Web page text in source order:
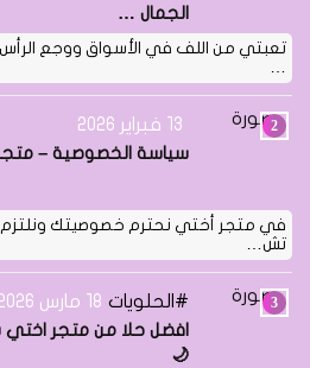
الجمال …
تعبتي من اللف في الأسواق ووجع
…
13 فبراير 2026
سياسة الخصوصية –
في متجر أختي نحترم خصوصيتك ونلتزم
تش…
الحلويات 18 مارس 2026
🌙